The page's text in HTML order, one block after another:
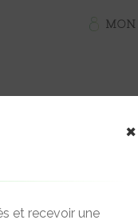
MON
×
et recevoir une